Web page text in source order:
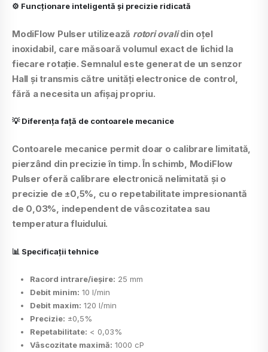
⚙️ Funcționare inteligentă și precizie ridicată
ModiFlow Pulser utilizează rotori ovalidin oțel
inoxidabil, care măsoară volumul exact de lichid la
fiecare rotație. Semnalul este generat de un senzor
Hall și transmis către unități electronice de control,
fără a necesita un afișaj propriu.
💡 Diferența față de contoarele mecanice
Contoarele mecanice permit doar o calibrare limitată,
pierzând din precizie în timp. În schimb, ModiFlow
Pulser oferă calibrare electronică nelimitată și o
precizie de ±0,5%, cu o repetabilitate impresionantă
de 0,03%, independent de vâscozitatea sau
temperatura fluidului.
📊 Specificații tehnice
Racord intrare/ieșire: 25 mm
Debit minim: 10 l/min
Debit maxim: 120 l/min
Precizie: ±0,5%
Repetabilitate: < 0,03%
Vâscozitate maximă: 1000 cP